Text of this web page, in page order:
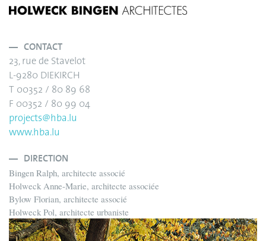
CONTACT
23, rue de Stavelot
L-9280 DIEKIRCH
T 00352 / 80 89 68
F 00352 / 80 99 04
projects@hba.lu
www.hba.lu
DIRECTION
Bingen Ralph, architecte associé
Holweck Anne-Marie, architecte associée
Bylow Florian, architecte associé
Holweck Pol, architecte urbaniste